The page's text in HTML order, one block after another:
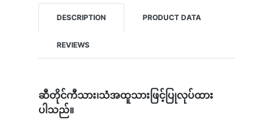
DESCRIPTION PRODUCT DATA
REVIEWS
ဆီတိုင်ကီသား၊သံအထူသားဖြင့်ပြုလုပ်ထား
ပါသည်။